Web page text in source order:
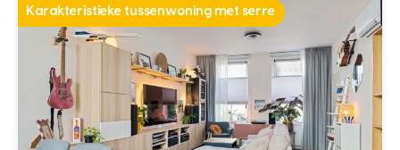
Karakteristieke tussenwoning met serre